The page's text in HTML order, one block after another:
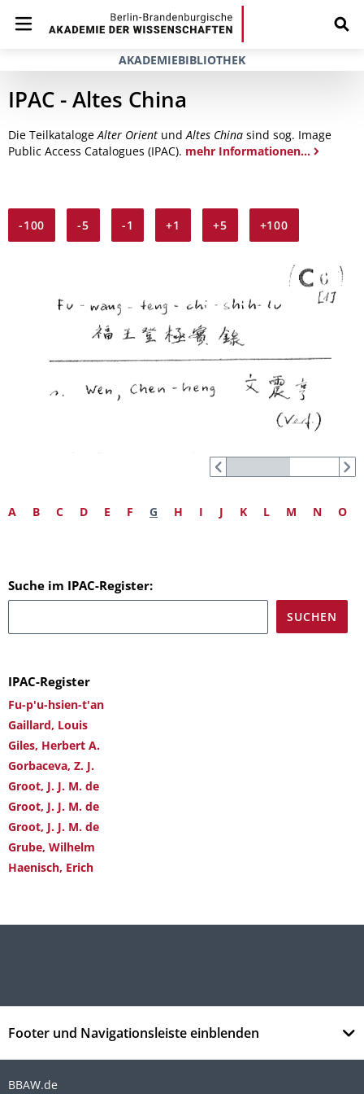
AKADEMIEBIBLIOTHEK
IPAC - Altes China
Die TeilkatalogeAlter Orient undAltes China sind sog. Image
Public Access Catalogues (IPAC). mehr Informationen...
-100 -5 -1 +1 +5 +100
A B C D E F G H I J K L M N O
Suche im IPAC-Register:
IPAC-Register
Fu-p'u-hsien-t'an
Gaillard, Louis
Giles, Herbert A.
Gorbaceva, Z. J.
Groot, J. J. M. de
Groot, J. J. M. de
Groot, J. J. M. de
Grube, Wilhelm
Haenisch, Erich
Footer und Navigationsleiste einblenden
BBAW.de